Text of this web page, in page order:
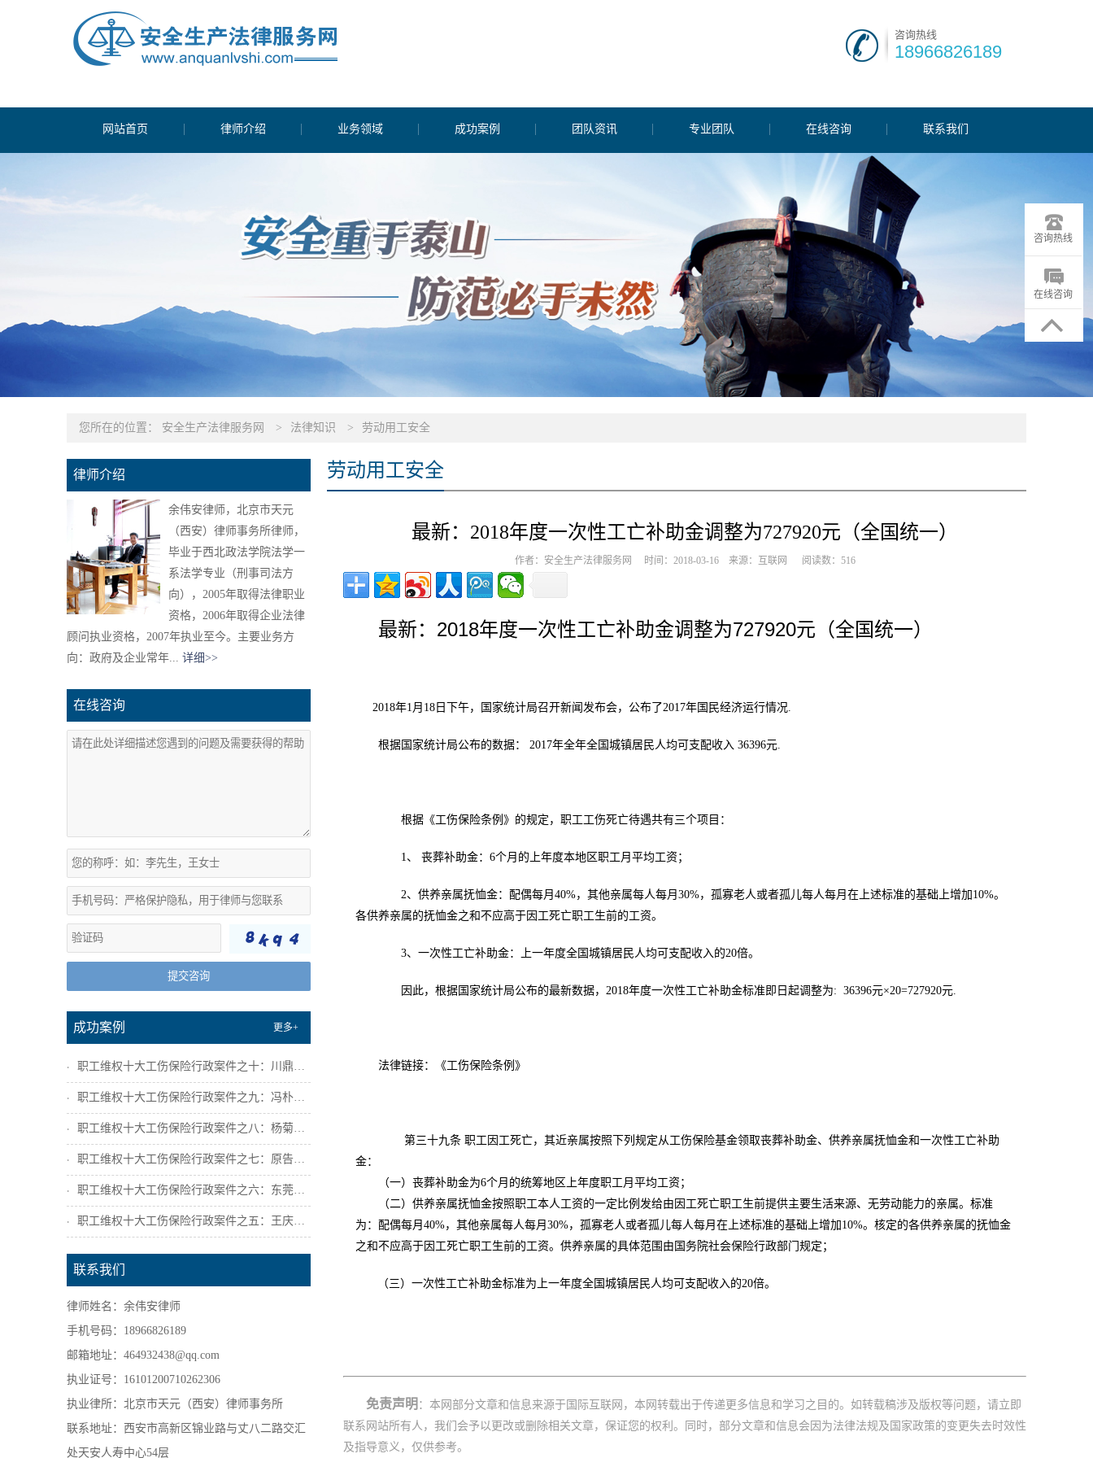
咨询热线
18966826189
网站首页 律师介绍 业务领域 成功案例 团队资讯 专业团队 在线咨询 联系我们
您所在的位置： 安全生产法律服务网 > 法律知识 > 劳动用工安全
律师介绍
余伟安律师，北京市天元
（西安）律师事务所律师，
毕业于西北政法学院法学一
系法学专业（刑事司法方
向），2005年取得法律职业
资格，2006年取得企业法律
顾问执业资格，2007年执业至今。主要业务方
向：政府及企业常年... 详细>>
在线咨询
提交咨询
成功案例 更多+
职工维权十大工伤保险行政案件之十：川鼎瑞...
职工维权十大工伤保险行政案件之九：冯朴诉...
职工维权十大工伤保险行政案件之八：杨菊芳...
职工维权十大工伤保险行政案件之七：原告陕...
职工维权十大工伤保险行政案件之六：东莞市...
职工维权十大工伤保险行政案件之五：王庆宁...
联系我们
律师姓名：余伟安律师
手机号码：18966826189
邮箱地址：464932438@qq.com
执业证号：16101200710262306
执业律所：北京市天元（西安）律师事务所
联系地址：西安市高新区锦业路与丈八二路交汇
处天安人寿中心54层
劳动用工安全
最新：2018年度一次性工亡补助金调整为727920元（全国统一）
作者：安全生产法律服务网 时间：2018-03-16 来源：互联网 阅读数： 516
最新： 2018年度一次性工亡补助金调整为727920元 （全国统一）
2018年1月 18日下午，国家统计局召开新闻发布会，公布了2017年国民经济运行情况.
根据国家统计局公布的数据： 2017年全年全国城镇居民人均可支配收入 36396元.
根据《工伤保险条例》的规定，职工工伤死亡待遇共有三个项目：
1、 丧葬补助金： 6个月的上年度本地区职工月平均工资；
2、供养亲属抚恤金：配偶每月 40%，其他亲属每人每月 30%，孤寡老人或者孤儿每人每月在上述标准的基础上增加 10%。
各供养亲属的抚恤金之和不应高于因工死亡职工生前的工资。
3、一次性工亡补助金：上一年度全国城镇居民人均可支配收入的20倍。
因此，根据国家统计局公布的最新数据， 2018年度一次性工亡补助金标准即日起调整为: 36396元×20=727920元.
法律链接：《工伤保险条例》
第三十九条 职工因工死亡，其近亲属按照下列规定从工伤保险基金领取丧葬补助金、供养亲属抚恤金和一次性工亡补助
金：
（一）丧葬补助金为6个月的统筹地区上年度职工月平均工资；
（二）供养亲属抚恤金按照职工本人工资的一定比例发给由因工死亡职工生前提供主要生活来源、无劳动能力的亲属。标准
为：配偶每月 40%，其他亲属每人每月 30%，孤寡老人或者孤儿每人每月在上述标准的基础上增加 10%。核定的各供养亲属的抚恤金
之和不应高于因工死亡职工生前的工资。供养亲属的具体范围由国务院社会保险行政部门规定；
（三）一次性工亡补助金标准为上一年度全国城镇居民人均可支配收入的20倍。
免责声明 ：本网部分文章和信息来源于国际互联网，本网转载出于传递更多信息和学习之目的。如转载稿涉及版权等问题，请立即
联系网站所有人，我们会予以更改或删除相关文章，保证您的权利。同时，部分文章和信息会因为法律法规及国家政策的变更失去时效性
及指导意义，仅供参考。
咨询热线
在线咨询